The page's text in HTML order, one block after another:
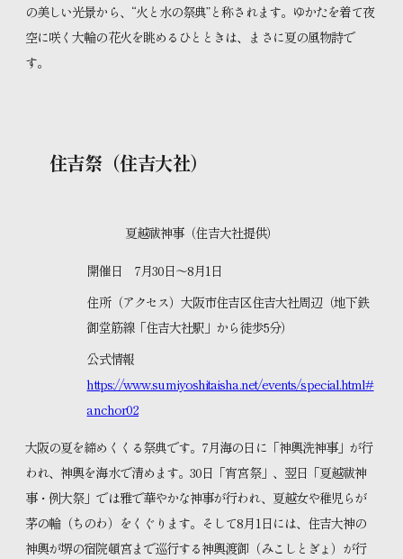
の美しい光景から、“火と水の祭典”と称されます。ゆかたを着て夜
空に咲く大輪の花火を眺めるひとときは、まさに夏の風物詩で
す。
住吉祭（住吉大社）
夏越祓神事（住吉大社提供）
開催日 7月30日～8月1日
住所（アクセス）大阪市住吉区住吉大社周辺（地下鉄
御堂筋線「住吉大社駅」から徒歩5分）
公式情報
https://www.sumiyoshitaisha.net/events/special.html#
anchor02
大阪の夏を締めくくる祭典です。7月海の日に「神輿洗神事」が行
われ、神輿を海水で清めます。30日「宵宮祭」、翌日「夏越祓神
事・例大祭」では雅で華やかな神事が行われ、夏越女や稚児らが
茅の輪（ちのわ）をくぐります。そして8月1日には、住吉大神の
神輿が堺の宿院頓宮まで巡行する神輿渡御（みこしとぎょ）が行